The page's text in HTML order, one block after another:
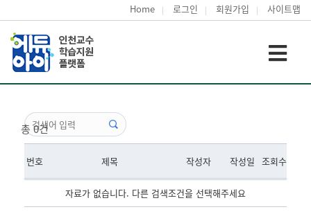
Home 로그인 회원가입 사이트맵
총 0건
번호 제목 작성자 작성일 조회수
자료가 없습니다. 다른 검색조건을 선택해주세요